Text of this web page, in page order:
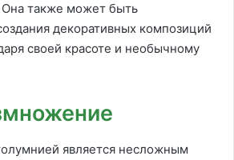
Она также может быть
декоративных композиций
своей красоте и необычному
является несложным